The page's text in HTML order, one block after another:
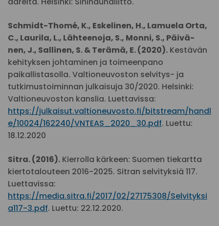
Schmidt-Thomé, K., Eskelinen, H., Lamuela Orta,
C., Laurila, L., Lähteenoja, S., Monni, S., Päivä-
nen, J., Sallinen, S. & Terämä, E. (2020). Kestävän
kehityksen johtaminen ja toimeenpano
paikallistasolla. Valtioneuvoston selvitys- ja
tutkimustoiminnan julkaisuja 30/2020. Helsinki:
Valtioneuvoston kanslia. Luettavissa:
https://julkaisut.valtioneuvosto.fi/bitstream/handl
e/10024/162240/VNTEAS_2020_30.pdf. Luettu:
18.12.2020
Sitra. (2016). Kierrolla kärkeen: Suomen tiekartta
kiertotalouteen 2016-2025. Sitran selvityksiä 117.
Luettavissa:
https://media.sitra.fi/2017/02/27175308/Selvityksi
a117-3.pdf. Luettu: 22.12.2020.